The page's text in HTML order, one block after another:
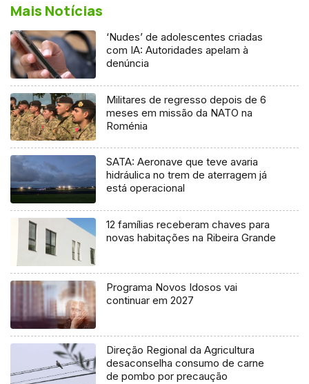
Mais Notícias
‘Nudes’ de adolescentes criadas
com IA: Autoridades apelam à
denúncia
Militares de regresso depois de 6
meses em missão da NATO na
Roménia
SATA: Aeronave que teve avaria
hidráulica no trem de aterragem já
está operacional
12 famílias receberam chaves para
novas habitações na Ribeira Grande
Programa Novos Idosos vai
continuar em 2027
Direção Regional da Agricultura
desaconselha consumo de carne
de pombo por precaução